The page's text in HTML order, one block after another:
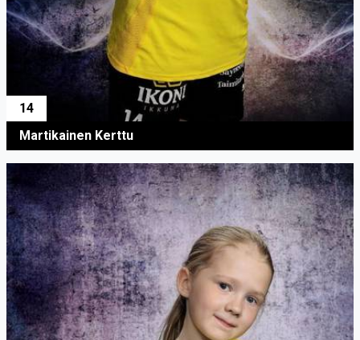
14
Martikainen Kerttu